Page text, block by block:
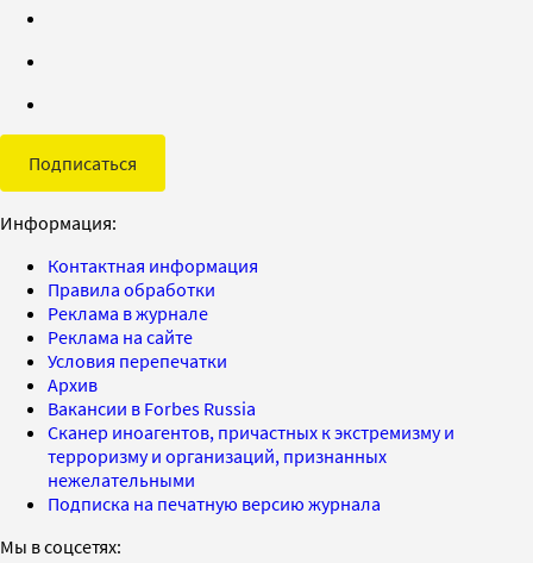
Подписаться
Информация:
Контактная информация
Правила обработки
Реклама в журнале
Реклама на сайте
Условия перепечатки
Архив
Вакансии в Forbes Russia
Сканер иноагентов, причастных к экстремизму и
терроризму и организаций, признанных
нежелательными
Подписка на печатную версию журнала
Мы в соцсетях: